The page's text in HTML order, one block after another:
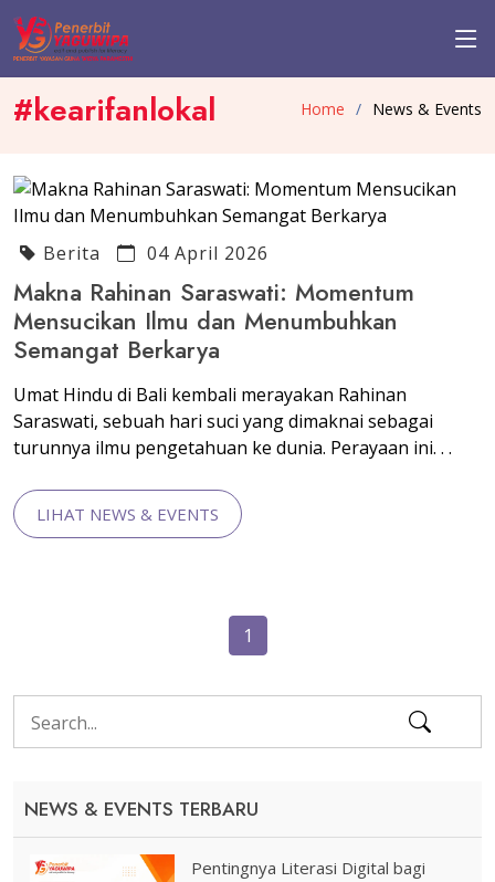
#kearifanlokal Home News & Events
Berita 04 April 2026
Makna Rahinan Saraswati: Momentum
Mensucikan Ilmu dan Menumbuhkan
Semangat Berkarya
Umat Hindu di Bali kembali merayakan Rahinan
Saraswati, sebuah hari suci yang dimaknai sebagai
turunnya ilmu pengetahuan ke dunia. Perayaan ini. . .
LIHAT NEWS & EVENTS
1
NEWS & EVENTS TERBARU
Pentingnya Literasi Digital bagi